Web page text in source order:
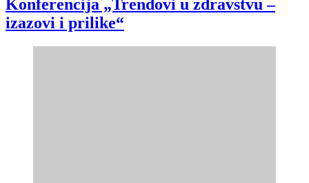
Konferencija „Trendovi u zdravstvu –
izazovi i prilike“